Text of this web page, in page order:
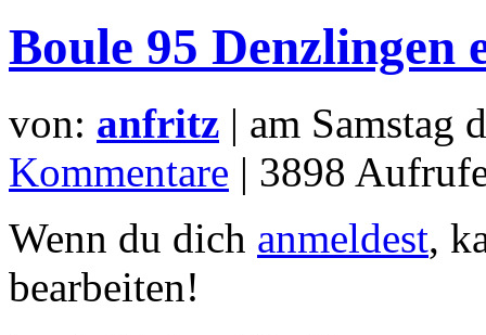
Boule 95 Denzlingen
von: anfritz | am Samstag
Kommentare | 3898
Wenn du dich anmeldest,
bearbeiten!